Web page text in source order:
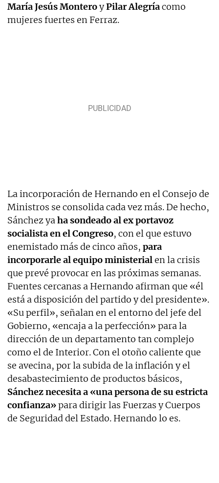
María Jesús MonteroyPilar Alegríacomo
mujeres fuertes en Ferraz.
La incorporación de Hernando en el Consejo de
Ministros se consolida cada vez más. De hecho,
Sánchez yaha sondeado al ex portavoz
socialista en el Congreso, con el que estuvo
enemistado más de cinco años, para
incorporarle al equipo ministerialen la crisis
que prevé provocar en las próximas semanas.
Fuentes cercanas a Hernando afirman que «él
está a disposición del partido y del presidente».
«Su perfil», señalan en el entorno del jefe del
Gobierno, «encaja a la perfección» para la
dirección de un departamento tan complejo
como el de Interior. Con el otoño caliente que
se avecina, por la subida de la inflación y el
desabastecimiento de productos básicos,
Sánchez necesita a «una persona de su estricta
confianza»para dirigir las Fuerzas y Cuerpos
de Seguridad del Estado. Hernando lo es.